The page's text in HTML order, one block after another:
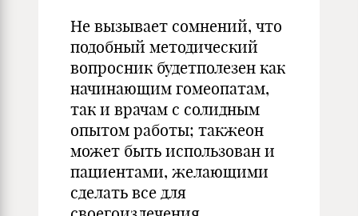
Не вызывает сомнений, что
подобный методический
вопросник будетполезен как
начинающим гомеопатам,
так и врачам с солидным
опытом работы; такжеон
может быть использован и
пациентами, желающими
сделать все для